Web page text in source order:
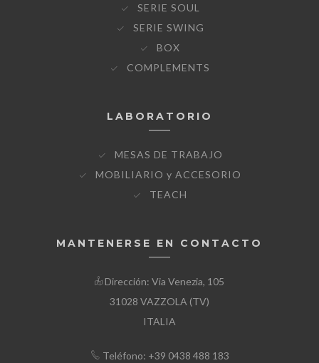
SERIE SOUL
SERIE SWING
BOX
COMPLEMENTS
LABORATORIO
MESAS DE TRABAJO
MOBILIARIO y ACCESORIO
TEACH
MANTENERSE EN CONTACTO
Dirección: Via Venezia, 105
31028 VAZZOLA (TV)
ITALIA
Teléfono: +39 0438 488 183